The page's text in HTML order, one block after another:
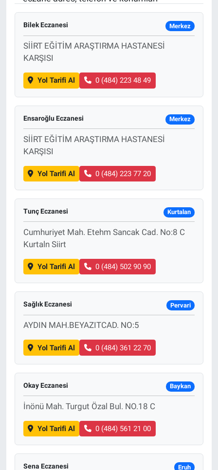
Bilek Eczanesi Merkez
SİİRT EĞİTİM ARAŞTIRMA HASTANESİ
KARŞISI
Yol Tarifi Al 0 (484) 223 48 49
Ensaroğlu Eczanesi Merkez
SİİRT EĞİTİM ARAŞTIRMA HASTANESİ
KARŞISI
Yol Tarifi Al 0 (484) 223 77 20
Tunç Eczanesi Kurtalan
Cumhuriyet Mah. Etehm Sancak Cad. No:8 C
Kurtaln Siirt
Yol Tarifi Al 0 (484) 502 90 90
Sağlık Eczanesi Pervari
AYDIN MAH.BEYAZITCAD. NO:5
Yol Tarifi Al 0 (484) 361 22 70
Okay Eczanesi Baykan
İnönü Mah. Turgut Özal Bul. NO.18 C
Yol Tarifi Al 0 (484) 561 21 00
Sena Eczanesi Eruh
Spor